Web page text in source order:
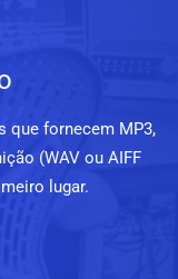
que fornecem MP3,
(WAV ou AIFF
lugar.